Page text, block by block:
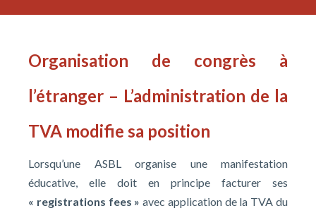
Organisation de congrès à
l’étranger – L’administration de la
TVA modifie sa position
Lorsqu’une ASBL organise une manifestation
éducative, elle doit en principe facturer ses
« registrations fees » avec application de la TVA du